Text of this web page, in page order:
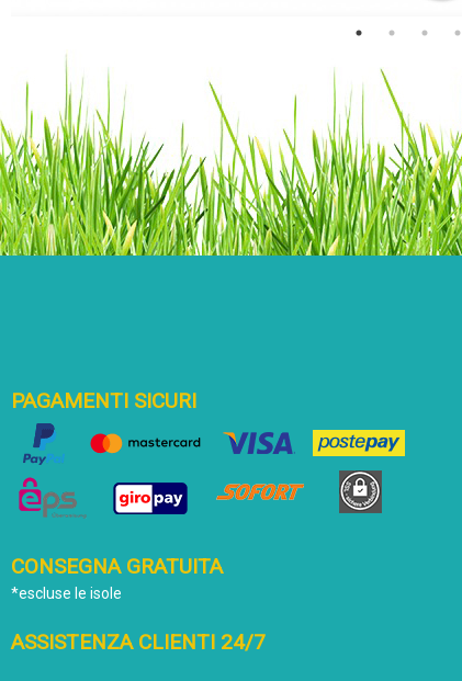
PAGAMENTI SICURI
CONSEGNA GRATUITA
*escluse le isole
ASSISTENZA CLIENTI 24/7